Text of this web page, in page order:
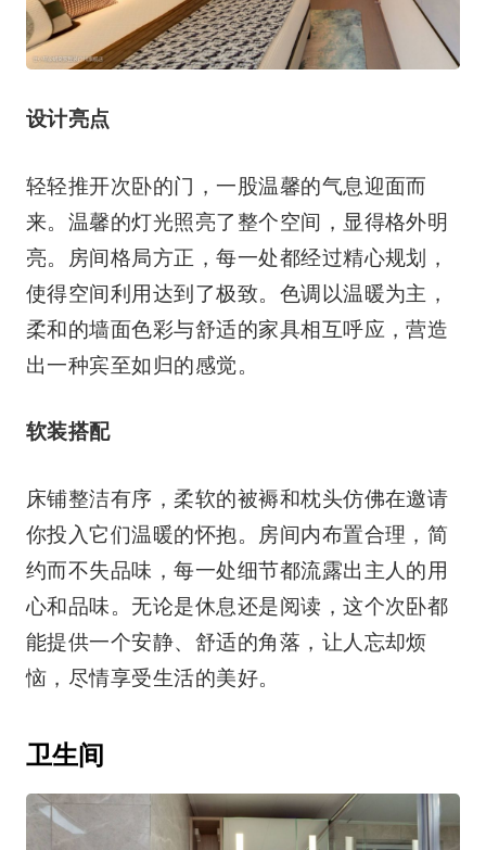
设计亮点
轻轻推开次卧的门，一股温馨的气息迎面而
来。温馨的灯光照亮了整个空间，显得格外明
亮。房间格局方正，每一处都经过精心规划，
使得空间利用达到了极致。色调以温暖为主，
柔和的墙面色彩与舒适的家具相互呼应，营造
出一种宾至如归的感觉。
软装搭配
床铺整洁有序，柔软的被褥和枕头仿佛在邀请
你投入它们温暖的怀抱。房间内布置合理，简
约而不失品味，每一处细节都流露出主人的用
心和品味。无论是休息还是阅读，这个次卧都
能提供一个安静、舒适的角落，让人忘却烦
恼，尽情享受生活的美好。
卫生间